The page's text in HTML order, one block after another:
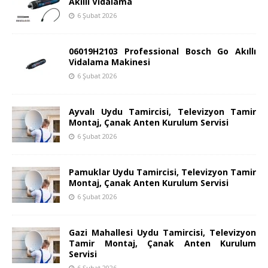
6 Şubat 2026
06019H2103 Professional Bosch Go Akıllı
Vidalama Makinesi
6 Şubat 2026
Ayvalı Uydu Tamircisi, Televizyon Tamir
Montaj, Çanak Anten Kurulum Servisi
6 Şubat 2026
Pamuklar Uydu Tamircisi, Televizyon Tamir
Montaj, Çanak Anten Kurulum Servisi
6 Şubat 2026
Gazi Mahallesi Uydu Tamircisi, Televizyon
Tamir Montaj, Çanak Anten Kurulum
Servisi